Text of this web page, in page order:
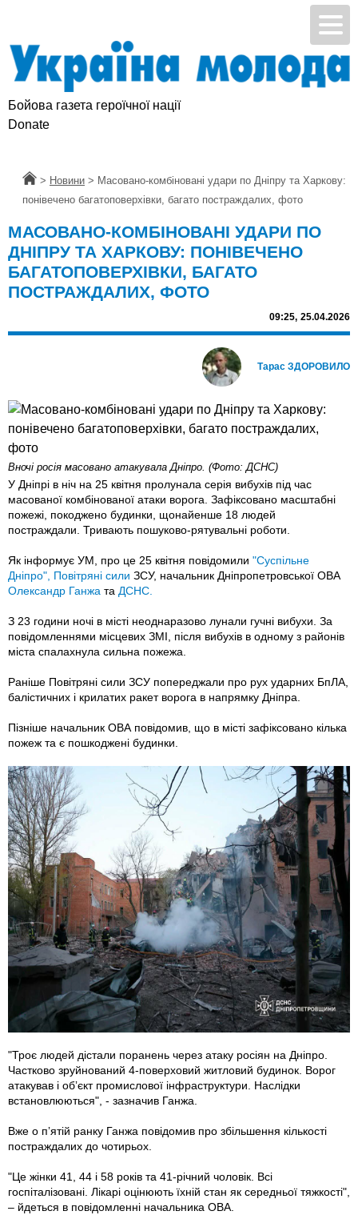
Бойова газета героїчної нації
Donate
Головна
> Новини > Масовано-комбіновані удари по Дніпру та Харкову:
понівечено багатоповерхівки, багато постраждалих, фото
МАСОВАНО-КОМБІНОВАНІ УДАРИ ПО
ДНІПРУ ТА ХАРКОВУ: ПОНІВЕЧЕНО
БАГАТОПОВЕРХІВКИ, БАГАТО
ПОСТРАЖДАЛИХ, ФОТО
09:25, 25.04.2026
Тарас ЗДОРОВИЛО
Вночі росія масовано атакувала Дніпро. (Фото: ДСНС)
У Дніпрі в ніч на 25 квітня пролунала серія вибухів під час
масованої комбінованої атаки ворога. Зафіксовано масштабні
пожежі, покоджено будинки, щонайенше 18 людей
постраждали. Тривають пошуково-рятувальні роботи.
Як інформує УМ, про це 25 квітня повідомили "Суспільне
Дніпро", Повітряні сили ЗСУ, начальник Дніпропетровської ОВА
Олександр Ганжа та ДСНС.
З 23 години ночі в місті неоднаразово лунали гучні вибухи. За
повідомленнями місцевих ЗМІ, після вибухів в одному з районів
міста спалахнула сильна пожежа.
Раніше Повітряні сили ЗСУ попереджали про рух ударних БпЛА,
балістичних і крилатих ракет ворога в напрямку Дніпра.
Пізніше начальник ОВА повідомив, що в місті зафіксовано кілька
пожеж та є пошкоджені будинки.
"Троє людей дістали поранень через атаку росіян на Дніпро.
Частково зруйнований 4-поверховий житловий будинок. Ворог
атакував і обʼєкт промислової інфраструктури. Наслідки
встановлюються", - зазначив Ганжа.
Вже о пʼятій ранку Ганжа повідомив про збільшення кількості
постраждалих до чотирьох.
"Це жінки 41, 44 і 58 років та 41-річний чоловік. Всі
госпіталізовані. Лікарі оцінюють їхній стан як середньої тяжкості",
– йдеться в повідомленні начальника ОВА.